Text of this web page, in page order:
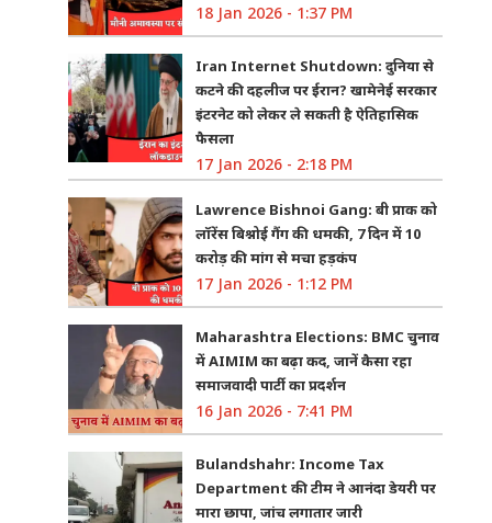
18 Jan 2026 - 1:37 PM
Iran Internet Shutdown: दुनिया से
कटने की दहलीज पर ईरान? खामेनेई सरकार
इंटरनेट को लेकर ले सकती है ऐतिहासिक
फैसला
17 Jan 2026 - 2:18 PM
Lawrence Bishnoi Gang: बी प्राक को
लॉरेंस बिश्नोई गैंग की धमकी, 7 दिन में 10
करोड़ की मांग से मचा हड़कंप
17 Jan 2026 - 1:12 PM
Maharashtra Elections: BMC चुनाव
में AIMIM का बढ़ा कद, जानें कैसा रहा
समाजवादी पार्टी का प्रदर्शन
16 Jan 2026 - 7:41 PM
Bulandshahr: Income Tax
Department की टीम ने आनंदा डेयरी पर
मारा छापा, जांच लगातार जारी